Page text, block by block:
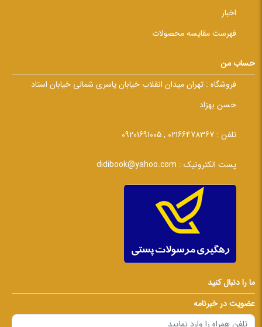
اخبار
فهرست مقایسه محصولات
حساب من
فروشگاه : تهران میدان انقلاب خیابان یاسری شمالی خیابان استاد
حسن بهزاد
تلفن : 02166478367 , 09201691005
پست الکترونیک : didibook@yahoo.com
ما را دنبال کنید
عضویت در خبرنامه